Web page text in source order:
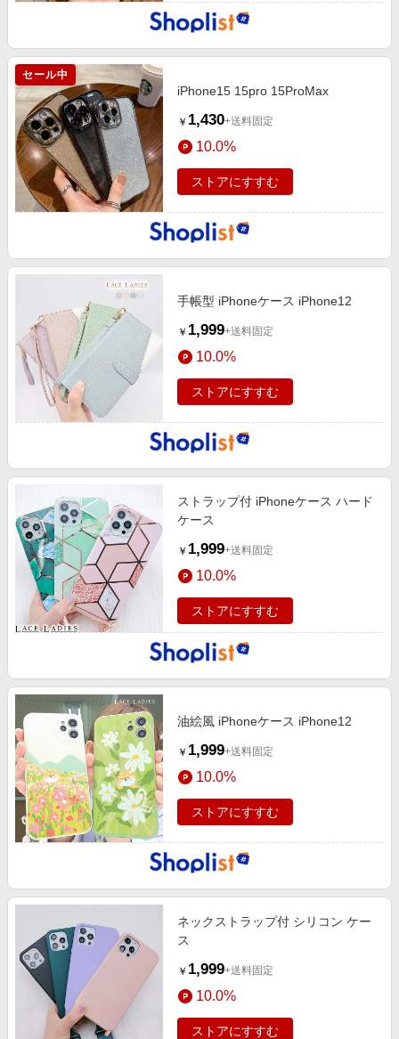
セール中
iPhone15 15pro 15ProMax
￥ 1,430+送料固定
10.0%
ストアにすすむ
手帳型 iPhoneケース iPhone12
￥ 1,999+送料固定
10.0%
ストアにすすむ
ストラップ付 iPhoneケース ハード
ケース
￥ 1,999+送料固定
10.0%
ストアにすすむ
油絵風 iPhoneケース iPhone12
￥ 1,999+送料固定
10.0%
ストアにすすむ
ネックストラップ付 シリコン ケー
ス
￥ 1,999+送料固定
10.0%
ストアにすすむ